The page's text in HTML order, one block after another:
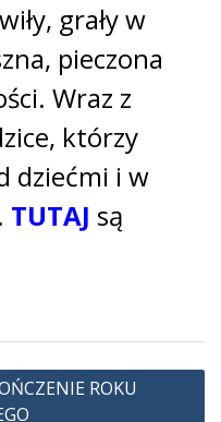
grały w
pieczona
Wraz z
którzy
dziećmi i w
TUTAJ są
ROKU